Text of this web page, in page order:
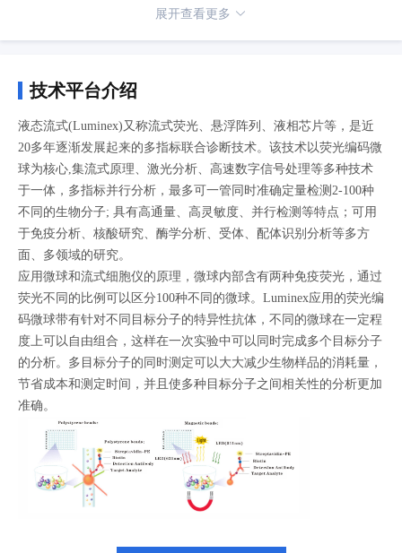
Hejian Zou, Tianlei Ying, Feng Zhou
展开查看更多
技术平台介绍
液态流式(Luminex)又称流式荧光、悬浮阵列、液相芯片等，是近
20多年逐渐发展起来的多指标联合诊断技术。该技术以荧光编码微
球为核心,集流式原理、激光分析、高速数字信号处理等多种技术
于一体，多指标并行分析，最多可一管同时准确定量检测2-100种
不同的生物分子; 具有高通量、高灵敏度、并行检测等特点；可用
于免疫分析、核酸研究、酶学分析、受体、配体识别分析等多方
面、多领域的研究。
应用微球和流式细胞仪的原理，微球内部含有两种免疫荧光，通过
荧光不同的比例可以区分100种不同的微球。Luminex应用的荧光编
码微球带有针对不同目标分子的特异性抗体，不同的微球在一定程
度上可以自由组合，这样在一次实验中可以同时完成多个目标分子
的分析。多目标分子的同时测定可以大大减少生物样品的消耗量，
节省成本和测定时间，并且使多种目标分子之间相关性的分析更加
准确。